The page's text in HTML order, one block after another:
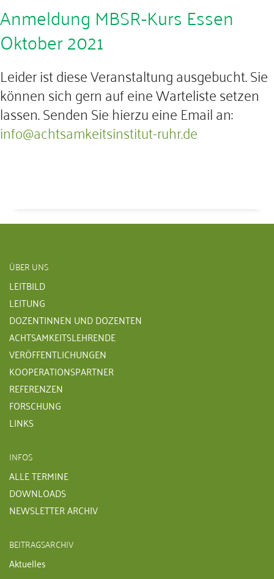
Anmeldung MBSR-Kurs Essen
Oktober 2021
Leider ist diese Veranstaltung ausgebucht. Sie
können sich gern auf eine Warteliste setzen
lassen. Senden Sie hierzu eine Email an:
info@achtsamkeitsinstitut-ruhr.de
ÜBER UNS
LEITBILD
LEITUNG
DOZENTINNEN UND DOZENTEN
ACHTSAMKEITSLEHRENDE
VERÖFFENTLICHUNGEN
KOOPERATIONSPARTNER
REFERENZEN
FORSCHUNG
LINKS
INFOS
ALLE TERMINE
DOWNLOADS
NEWSLETTER ARCHIV
BEITRAGSARCHIV
Aktuelles